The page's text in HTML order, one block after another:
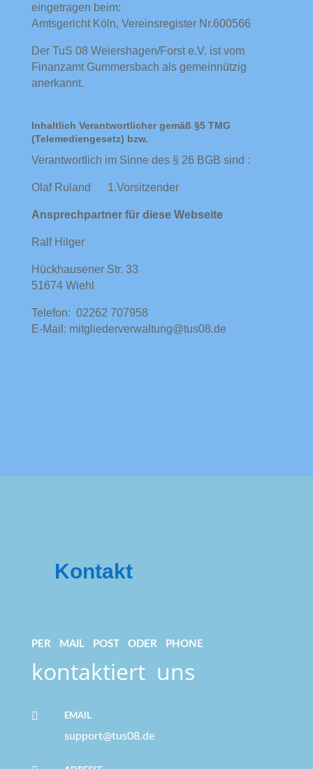
eingetragen beim:
Amtsgericht Köln, Vereinsregister Nr.600566
Der TuS 08 Weiershagen/Forst e.V. ist vom
Finanzamt Gummersbach als gemeinnützig
anerkannt.
Inhaltlich Verantwortlicher gemäß §5 TMG
(Telemediengesetz) bzw.
Verantwortlich im Sinne des § 26 BGB sind :
Olaf Ruland 1.Vorsitzender
Ansprechpartner für diese Webseite
Ralf Hilger
Hückhausener Str. 33
51674 Wiehl
Telefon: 02262 707958
E-Mail: mitgliederverwaltung@tus08.de
Kontakt
PER MAIL POST ODER PHONE
kontaktiert uns
 EMAIL
support@tus08.de